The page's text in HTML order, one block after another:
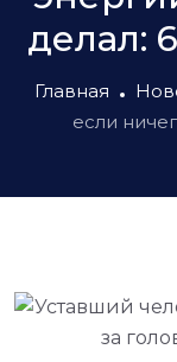
делал:
Главная
если